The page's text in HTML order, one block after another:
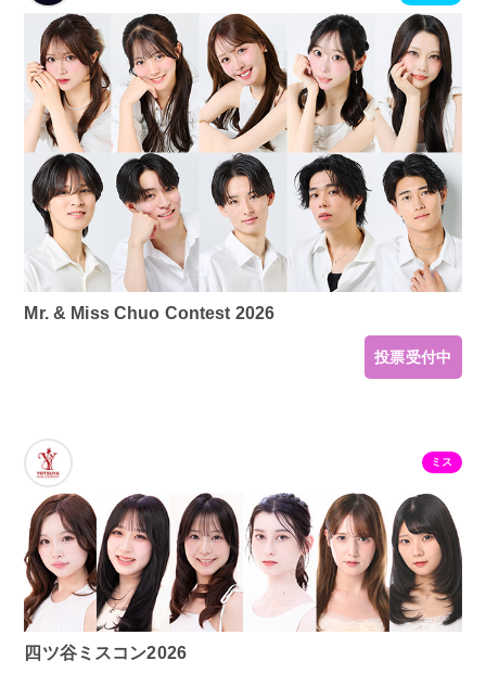
Mr. & Miss Chuo Contest 2026
投票受付中
ミス
四ツ谷ミスコン2026